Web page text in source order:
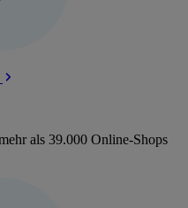
als 39.000 Online-Shops